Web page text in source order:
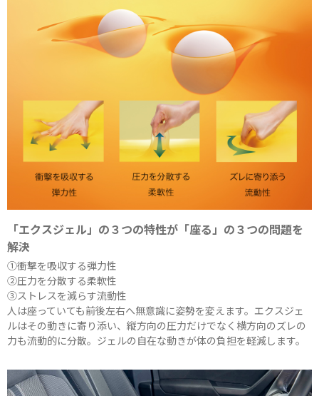
「エクスジェル」の３つの特性が「座る」の３つの問題を
解決
①衝撃を吸収する弾力性
②圧力を分散する柔軟性
③ストレスを減らす流動性
人は座っていても前後左右へ無意識に姿勢を変えます。エクスジェ
ルはその動きに寄り添い、縦方向の圧力だけでなく横方向のズレの
力も流動的に分散。ジェルの自在な動きが体の負担を軽減します。